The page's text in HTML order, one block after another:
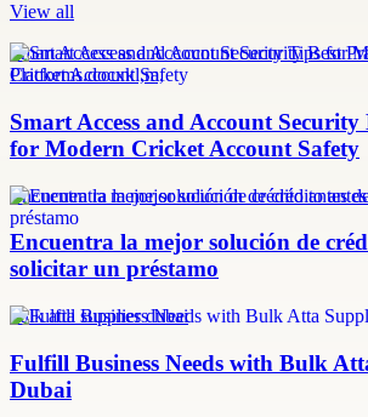
View all
Smart Access and Account Security Tips for
Platforms.docxkl,m,
Smart Access and Account Security
for Modern Cricket Account Safety
Encuentra la mejor solución de crédito antes
Encuentra la mejor solución de
solicitar un préstamo
bulk atta supplier dubai
Fulfill Business Needs with Bulk
Dubai